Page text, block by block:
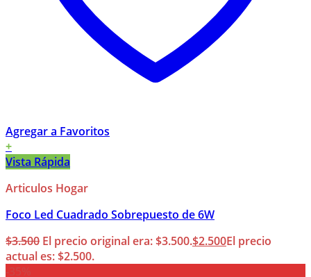
Agregar a Favoritos
+
Vista Rápida
Articulos Hogar
Foco Led Cuadrado Sobrepuesto de 6W
$3.500 El precio original era: $3.500.$2.500El precio
actual es: $2.500.